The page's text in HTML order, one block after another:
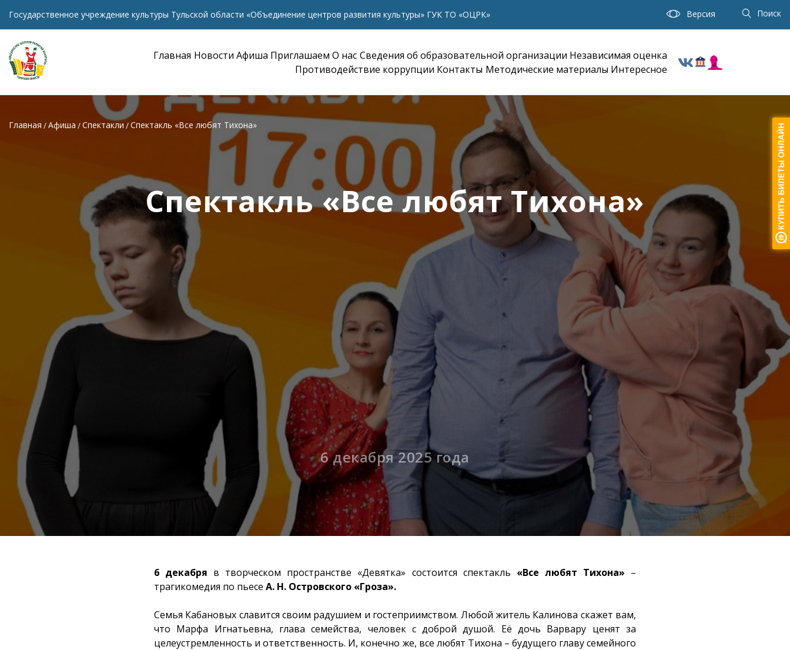
Государственное учреждение культуры Тульской области «Объединение центров развития культуры» ГУК ТО «ОЦРК» Версия Поиск
Главная Новости Афиша Приглашаем О нас Сведения об образовательной организации Независимая оценка
Противодействие коррупции Контакты Методические материалы Интересное
Главная Афиша Спектакли Спектакль «Все любят Тихона»
6 декабря 2025 года
Спектакль «Все любят Тихона»
6 декабря в творческом пространстве «Девятка» состоится спектакль «Все любят Тихона» –
трагикомедия по пьесе А. Н. Островского «Гроза».
Семья Кабановых славится своим радушием и гостеприимством. Любой житель Калинова скажет вам,
что Марфа Игнатьевна, глава семейства, человек с доброй душой. Её дочь Варвару ценят за
целеустремленность и ответственность. И, конечно же, все любят Тихона – будущего главу семейного